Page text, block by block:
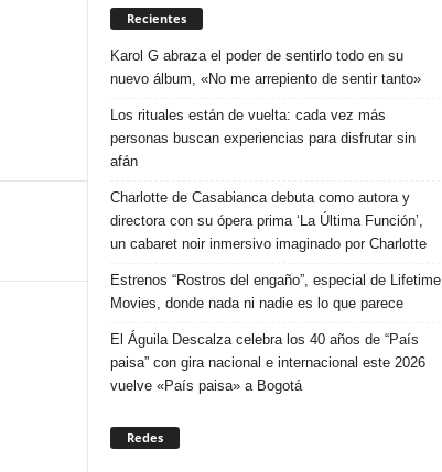
Recientes
Karol G abraza el poder de sentirlo todo en su
nuevo álbum, «No me arrepiento de sentir tanto»
Los rituales están de vuelta: cada vez más
personas buscan experiencias para disfrutar sin
afán
Charlotte de Casabianca debuta como autora y
directora con su ópera prima ‘La Última Función’,
un cabaret noir inmersivo imaginado por Charlotte
Estrenos “Rostros del engaño”, especial de Lifetime
Movies, donde nada ni nadie es lo que parece
El Águila Descalza celebra los 40 años de “País
paisa” con gira nacional e internacional este 2026
vuelve «País paisa» a Bogotá
Redes